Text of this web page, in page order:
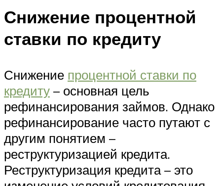
Снижение процентной
ставки по кредиту
Снижение процентной ставки по
кредиту – основная цель
рефинансирования займов. Однако
рефинансирование часто путают с
другим понятием –
реструктуризацией кредита.
Реструктуризация кредита – это